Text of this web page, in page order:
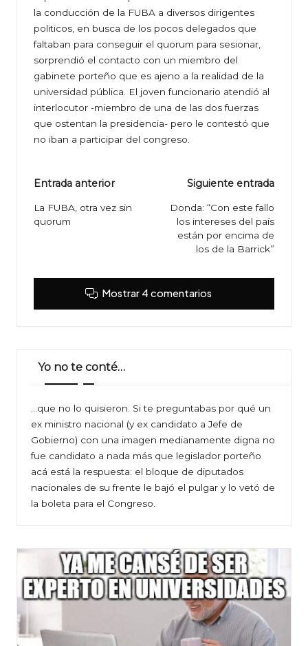
la conducción de la FUBA a diversos dirigentes
politicos, en busca de los pocos delegados que
faltaban para conseguir el quorum para sesionar,
sorprendió el contacto con un miembro del
gabinete porteño que es ajeno a la realidad de la
universidad pública. El joven funcionario atendió al
interlocutor -miembro de una de las dos fuerzas
que ostentan la presidencia- pero le contestó que
no iban a participar del congreso.
Navegación
de
entradas
Entrada anterior
La FUBA, otra vez sin
quorum
Siguiente entrada
Donda: “Con este fallo
los intereses del país
están por encima de
los de la Barrick”
Mostrar 4 comentarios
Yo no te conté…
…que no lo quisieron. Si te preguntabas por qué un
ex ministro nacional (y ex candidato a Jefe de
Gobierno) con una imagen medianamente digna no
fue candidato a nada más que legislador porteño
acá está la respuesta: el bloque de diputados
nacionales de su frente le bajó el pulgar y lo vetó de
la boleta para el Congreso.